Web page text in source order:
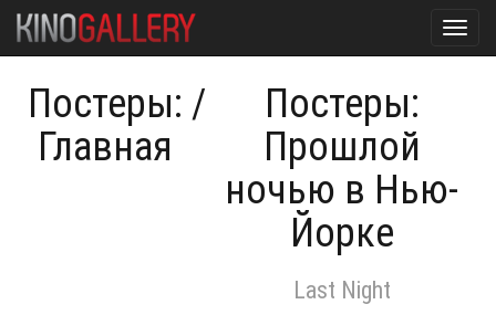
Постеры:
Главная
/
Постеры:
Прошлой
ночью в Нью-
Йорке
Last Night